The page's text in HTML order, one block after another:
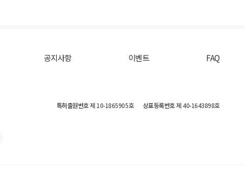
공지사항 이벤트 FAQ
특허출원번호제 10-1865905호 상표등록번호제 40-1643898호